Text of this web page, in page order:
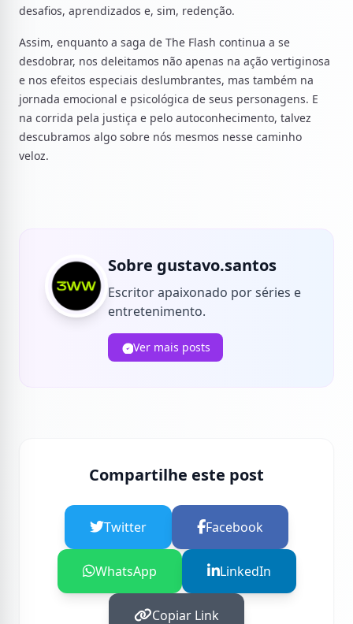
desafios, aprendizados e, sim, redenção.
Assim, enquanto a saga de The Flash continua a se
desdobrar, nos deleitamos não apenas na ação vertiginosa
e nos efeitos especiais deslumbrantes, mas também na
jornada emocional e psicológica de seus personagens. E
na corrida pela justiça e pelo autoconhecimento, talvez
descubramos algo sobre nós mesmos nesse caminho
veloz.
Sobre gustavo.santos
Escritor apaixonado por séries e
entretenimento.
Ver mais posts
Compartilhe este post
Twitter Facebook
WhatsApp LinkedIn
Copiar Link